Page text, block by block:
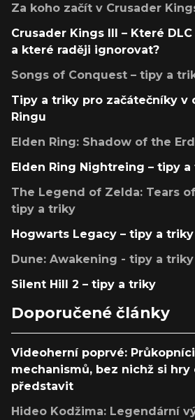
Za koho začít v Crusader
Crusader Kings III – Které
a které raději ignorovat?
Songs of Conquest – tipy a
Tipy a triky pro začátečníky v
Ringu
Elden Ring: Shadow of the
Elden Ring Nightreing – tipy
The Legend of Zelda: Tears
tipy a triky
Hogwarts Legacy – tipy a triky
Dune: Awakening - tipy a triky
Silent Hill 2 – tipy a triky
Doporučené články
Videoherní poprvé:
mechanismů, bez nichž si
představit
Hideo Kodžima: Legendární